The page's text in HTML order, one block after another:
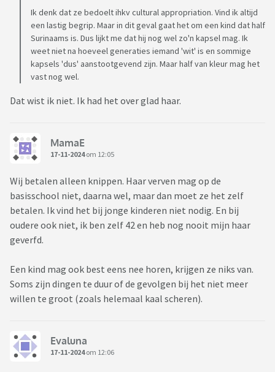
Ik denk dat ze bedoelt ihkv cultural appropriation. Vind ik altijd
een lastig begrip. Maar in dit geval gaat het om een kind dat half
Surinaams is. Dus lijkt me dat hij nog wel zo'n kapsel mag. Ik
weet niet na hoeveel generaties iemand 'wit' is en sommige
kapsels 'dus' aanstootgevend zijn. Maar half van kleur mag het
vast nog wel.
Dat wist ik niet. Ik had het over glad haar.
MamaE
17-11-2024om 12:05
Wij betalen alleen knippen. Haar verven mag op de
basisschool niet, daarna wel, maar dan moet ze het zelf
betalen. Ik vind het bij jonge kinderen niet nodig. En bij
oudere ook niet, ik ben zelf 42 en heb nog nooit mijn haar
geverfd.
Een kind mag ook best eens nee horen, krijgen ze niks van.
Soms zijn dingen te duur of de gevolgen bij het niet meer
willen te groot (zoals helemaal kaal scheren).
Evaluna
17-11-2024om 12:06